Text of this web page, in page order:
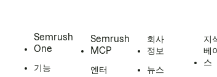
Semrush
One
기능
Semrush
MCP
엔터
회사
정보
뉴스
지
베
스